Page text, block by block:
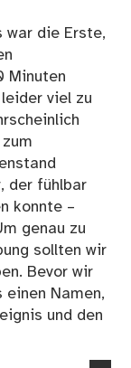
war die Erste,
Minuten
viel zu
der fühlbar
konnte –
genau zu
sollten wir
Bevor wir
Namen,
und den